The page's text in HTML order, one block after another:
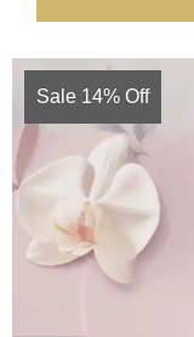
Sale 14% Off